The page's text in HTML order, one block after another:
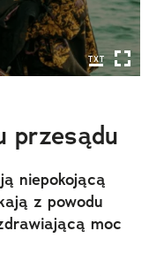
przesądu
niepokojącą
z powodu
moc